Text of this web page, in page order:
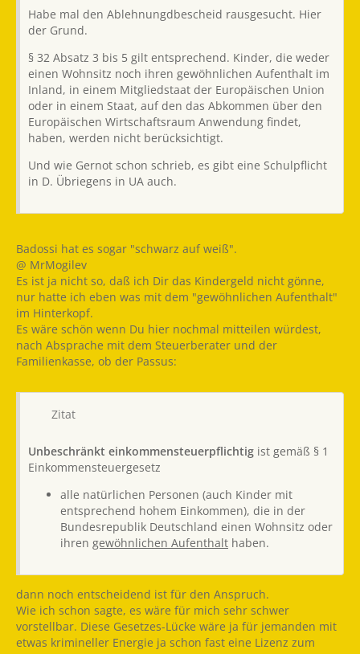
Habe mal den Ablehnungdbescheid rausgesucht. Hier
der Grund.
§ 32 Absatz 3 bis 5 gilt entsprechend. Kinder, die weder
einen Wohnsitz noch ihren gewöhnlichen Aufenthalt im
Inland, in einem Mitgliedstaat der Europäischen Union
oder in einem Staat, auf den das Abkommen über den
Europäischen Wirtschaftsraum Anwendung findet,
haben, werden nicht berücksichtigt.
Und wie Gernot schon schrieb, es gibt eine Schulpflicht
in D. Übriegens in UA auch.
Badossi hat es sogar "schwarz auf weiß".
@ MrMogilev
Es ist ja nicht so, daß ich Dir das Kindergeld nicht gönne,
nur hatte ich eben was mit dem "gewöhnlichen Aufenthalt"
im Hinterkopf.
Es wäre schön wenn Du hier nochmal mitteilen würdest,
nach Absprache mit dem Steuerberater und der
Familienkasse, ob der Passus:
Zitat
Unbeschränkt einkommensteuerpflichtig ist gemäß § 1
Einkommensteuergesetz
alle natürlichen Personen (auch Kinder mit
entsprechend hohem Einkommen), die in der
Bundesrepublik Deutschland einen Wohnsitz oder
ihren gewöhnlichen Aufenthalt haben.
dann noch entscheidend ist für den Anspruch.
Wie ich schon sagte, es wäre für mich sehr schwer
vorstellbar. Diese Gesetzes-Lücke wäre ja für jemanden mit
etwas krimineller Energie ja schon fast eine Lizenz zum